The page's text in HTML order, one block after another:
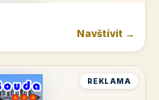
Navštívit →
REKLAMA